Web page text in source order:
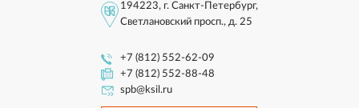
194223, г. Санкт-Петербург,
Светлановский просп., д. 25
+7 (812) 552-62-09
+7 (812) 552-88-48
spb@ksil.ru